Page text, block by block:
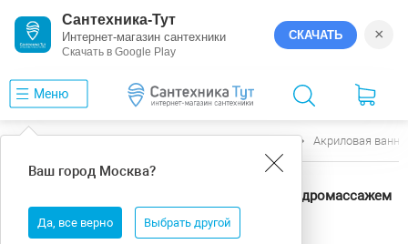
Сантехника-Тут
Интернет-магазин сантехники
Скачать в Google Play
СКАЧАТЬ ×
Меню
Ваш город Москва?
Да, все верно Выбрать другой
Акриловая
Акриловая ванна Excellent Aquaria 170x75
WAEX.AQU17.ULTRANANO.GL цвет Белый с гидромассажем
форсунки Золото